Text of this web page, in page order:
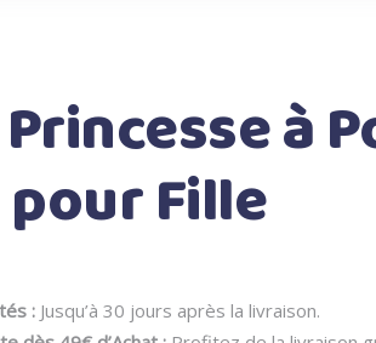
à
Fille
: Jusqu’à 30 jours après la livraison.